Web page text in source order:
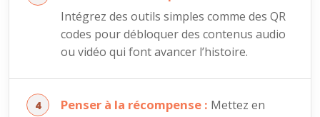
Intégrez des outils simples comme des QR
codes pour débloquer des contenus audio
ou vidéo qui font avancer l’histoire.
Penser à la récompense : Mettez en